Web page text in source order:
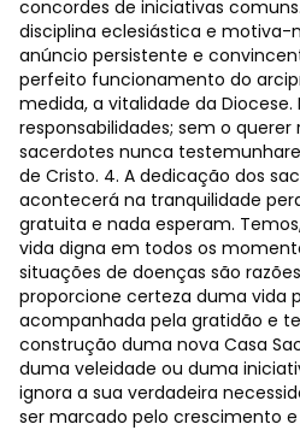
concordes de iniciativas
disciplina eclesiástica e motiva-
anúncio persistente e
perfeito funcionamento do
medida, a vitalidade da Diocese.
responsabilidades; sem o
sacerdotes nunca
de Cristo. 4. A dedicação dos
acontecerá na tranquilidade
gratuita e nada esperam.
vida digna em todos os
situações de doenças são
proporcione certeza duma vida
acompanhada pela gratidão e
construção duma nova Casa
duma veleidade ou duma
ignora a sua verdadeira
ser marcado pelo crescimento